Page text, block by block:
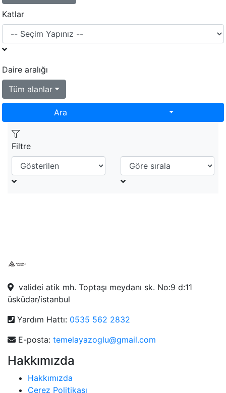
Katlar
Daire aralığı
Tüm alanlar
Ara Toggle
Filtre
validei atik mh. Toptaşı meydanı sk. No:9 d:11
üsküdar/istanbul
Yardım Hattı: 0535 562 2832
E-posta: temelayazoglu@gmail.com
Hakkımızda
Hakkımızda
Çerez Politikası